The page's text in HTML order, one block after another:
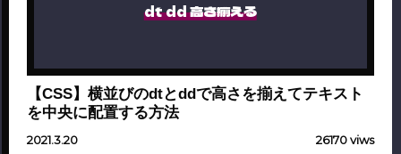
dt dd 高さ揃える
【CSS】横並びのdtとddで高さを揃えてテキスト
を中央に配置する方法
2021.3.20 26170 viws